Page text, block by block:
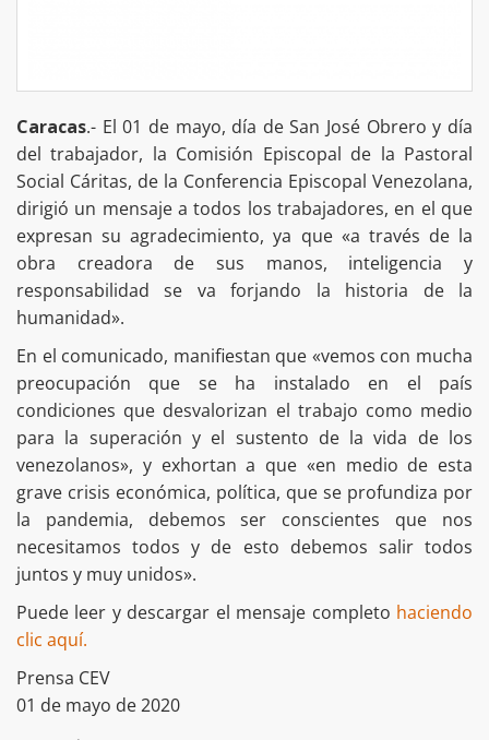
Caracas.- El 01 de mayo, día de San José Obrero y día
del trabajador, la Comisión Episcopal de la Pastoral
Social Cáritas, de la Conferencia Episcopal Venezolana,
dirigió un mensaje a todos los trabajadores, en el que
expresan su agradecimiento, ya que «a través de la
obra creadora de sus manos, inteligencia y
responsabilidad se va forjando la historia de la
humanidad».
En el comunicado, manifiestan que «vemos con mucha
preocupación que se ha instalado en el país
condiciones que desvalorizan el trabajo como medio
para la superación y el sustento de la vida de los
venezolanos», y exhortan a que «en medio de esta
grave crisis económica, política, que se profundiza por
la pandemia, debemos ser conscientes que nos
necesitamos todos y de esto debemos salir todos
juntos y muy unidos».
Puede leer y descargar el mensaje completo haciendo
clic aquí.
Prensa CEV
01 de mayo de 2020